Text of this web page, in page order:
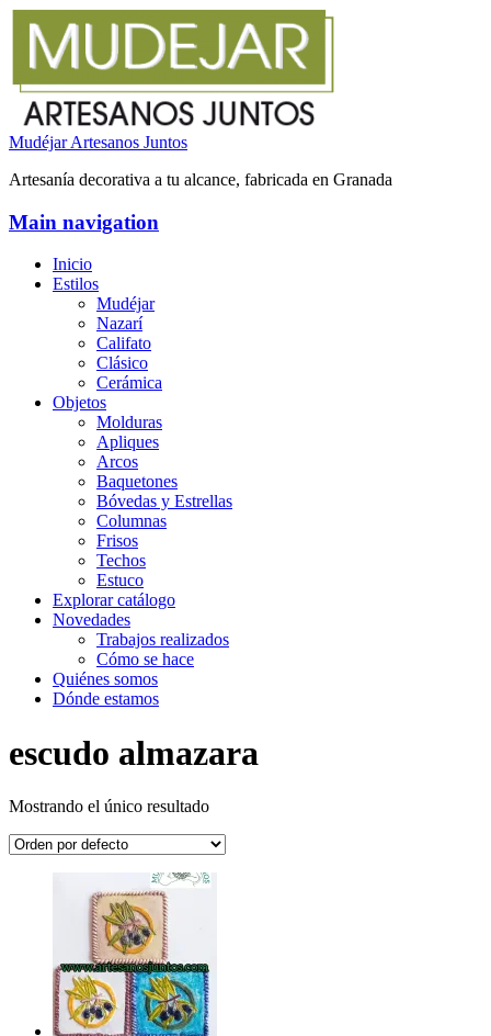
Mudéjar Artesanos Juntos
Artesanía decorativa a tu alcance, fabricada en Granada
Main navigation
Inicio
Estilos
Mudéjar
Nazarí
Califato
Clásico
Cerámica
Objetos
Molduras
Apliques
Arcos
Baquetones
Bóvedas y Estrellas
Columnas
Frisos
Techos
Estuco
Explorar catálogo
Novedades
Trabajos realizados
Cómo se hace
Quiénes somos
Dónde estamos
escudo almazara
Mostrando el único resultado